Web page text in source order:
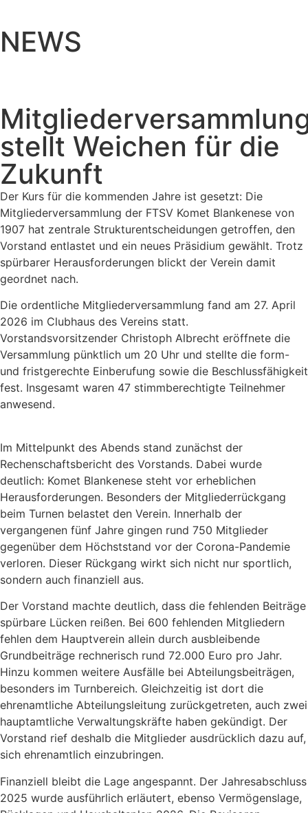
NEWS
stellt Weichen für die
Zukunft
Der Kurs für die kommenden Jahre ist gesetzt: Die
Mitgliederversammlung der FTSV Komet Blankenese von
1907 hat zentrale Strukturentscheidungen getroffen, den
Vorstand entlastet und ein neues Präsidium gewählt. Trotz
spürbarer Herausforderungen blickt der Verein damit
geordnet nach.
Die ordentliche Mitgliederversammlung fand am 27. April
2026 im Clubhaus des Vereins statt.
Vorstandsvorsitzender Christoph Albrecht eröffnete die
Versammlung pünktlich um 20 Uhr und stellte die form-
und fristgerechte Einberufung sowie die Beschlussfähigkeit
fest. Insgesamt waren 47 stimmberechtigte Teilnehmer
anwesend.
Im Mittelpunkt des Abends stand zunächst der
Rechenschaftsbericht des Vorstands. Dabei wurde
deutlich: Komet Blankenese steht vor erheblichen
Herausforderungen. Besonders der Mitgliederrückgang
beim Turnen belastet den Verein. Innerhalb der
vergangenen fünf Jahre gingen rund 750 Mitglieder
gegenüber dem Höchststand vor der Corona-Pandemie
verloren. Dieser Rückgang wirkt sich nicht nur sportlich,
sondern auch finanziell aus.
Der Vorstand machte deutlich, dass die fehlenden Beiträge
spürbare Lücken reißen. Bei 600 fehlenden Mitgliedern
fehlen dem Hauptverein allein durch ausbleibende
Grundbeiträge rechnerisch rund 72.000 Euro pro Jahr.
Hinzu kommen weitere Ausfälle bei Abteilungsbeiträgen,
besonders im Turnbereich. Gleichzeitig ist dort die
ehrenamtliche Abteilungsleitung zurückgetreten, auch zwei
hauptamtliche Verwaltungskräfte haben gekündigt. Der
Vorstand rief deshalb die Mitglieder ausdrücklich dazu auf,
sich ehrenamtlich einzubringen.
Finanziell bleibt die Lage angespannt. Der Jahresabschluss
2025 wurde ausführlich erläutert, ebenso Vermögenslage,